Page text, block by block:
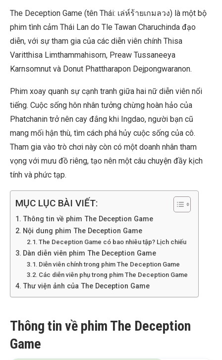
The Deception Game (tên Thái: เล่ห์ร้ายเกมลวง) là một bộ
phim tình cảm Thái Lan do Tle Tawan Charuchinda đạo
diễn, với sự tham gia của các diễn viên chính Thisa
Varitthisa Limthammahisorn, Preaw Tussaneeya
Karnsomnut và Donut Phattharapon Dejpongwaranon.
Phim xoay quanh sự cạnh tranh giữa hai nữ diễn viên nổi
tiếng. Cuộc sống hôn nhân tưởng chừng hoàn hảo của
Phatchanin trở nên cay đắng khi Ingdao, người bạn cũ
mang mối hận thù, tìm cách phá hủy cuộc sống của cô.
Tham gia vào trò chơi này còn có một doanh nhân tham
vọng với mưu đồ riêng, tạo nên một câu chuyện đầy kịch
tính và phức tạp.
MỤC LỤC BÀI VIẾT:
Thông tin về phim The Deception Game
Nội dung phim The Deception Game
The Deception Game có bao nhiêu tập? Lịch chiếu
Dàn diễn viên phim The Deception Game
Diễn viên chính trong phim The Deception Game
Các diễn viên phụ trong phim The Deception Game
Thư viện ảnh của The Deception Game
Thông tin về phim The Deception
Game